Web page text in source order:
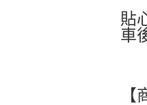
貼
車
【